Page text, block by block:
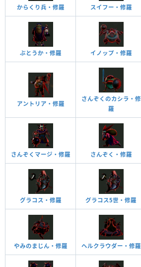
からくり兵・修羅 スイフー・修羅
ぶとうか・修羅 イノップ・修羅
アントリア・修羅
さんぞくのカシラ・修
羅
さんぞくマージ・修羅 さんぞく・修羅
グラコス・修羅 グラコス5世・修羅
やみのまじん・修羅 ヘルクラウダー・修羅